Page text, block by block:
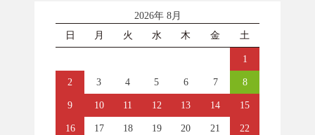
2026年 8月
日
月 火 水 木 金 土
1
2 3 4 5 6 7 8
9 10 11 12 13 14 15
16 17 18 19 20 21 22